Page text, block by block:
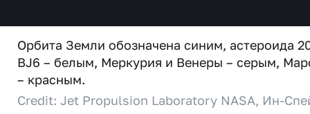
Орбита Земли обозначена синим, астероида
BJ6 – белым, Меркурия и Венеры – серым,
– красным.
Credit: Jet Propulsion Laboratory NASA, Ин-